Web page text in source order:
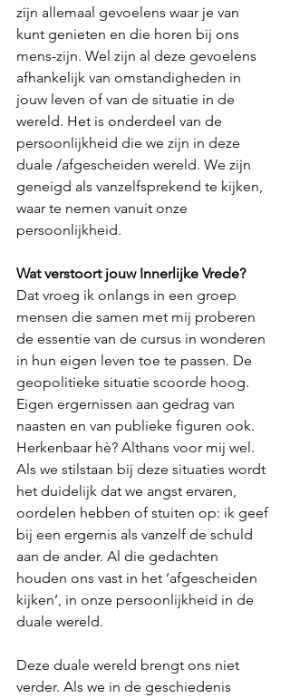
zijn allemaal gevoelens waar je van
kunt genieten en die horen bij ons
mens-zijn. Wel zijn al deze gevoelens
afhankelijk van omstandigheden in
jouw leven of van de situatie in de
wereld. Het is onderdeel van de
persoonlijkheid die we zijn in deze
duale /afgescheiden wereld. We zijn
geneigd als vanzelfsprekend te kijken,
waar te nemen vanuit onze
persoonlijkheid.
Wat verstoort jouw Innerlijke Vrede?
Dat vroeg ik onlangs in een groep
mensen die samen met mij proberen
de essentie van de cursus in wonderen
in hun eigen leven toe te passen. De
geopolitieke situatie scoorde hoog.
Eigen ergernissen aan gedrag van
naasten en van publieke figuren ook.
Herkenbaar hè? Althans voor mij wel.
Als we stilstaan bij deze situaties wordt
het duidelijk dat we angst ervaren,
oordelen hebben of stuiten op: ik geef
bij een ergernis als vanzelf de schuld
aan de ander. Al die gedachten
houden ons vast in het ‘afgescheiden
kijken’, in onze persoonlijkheid in de
duale wereld.
Deze duale wereld brengt ons niet
verder. Als we in de geschiedenis